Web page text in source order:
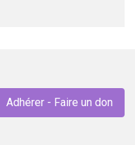
Adhérer - Faire un don